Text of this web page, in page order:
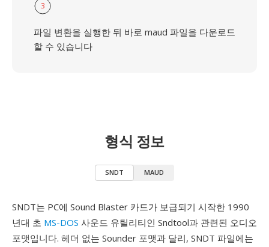
3
파일 변환을 실행한 뒤 바로 maud 파일을 다운로드
할 수 있습니다
형식 정보
SNDT MAUD
SNDT는 PC에 Sound Blaster 카드가 보급되기 시작한 1990
년대 초 MS-DOS 사운드 유틸리티인 Sndtool과 관련된 오디오
포맷입니다. 헤더 없는 Sounder 포맷과 달리, SNDT 파일에는